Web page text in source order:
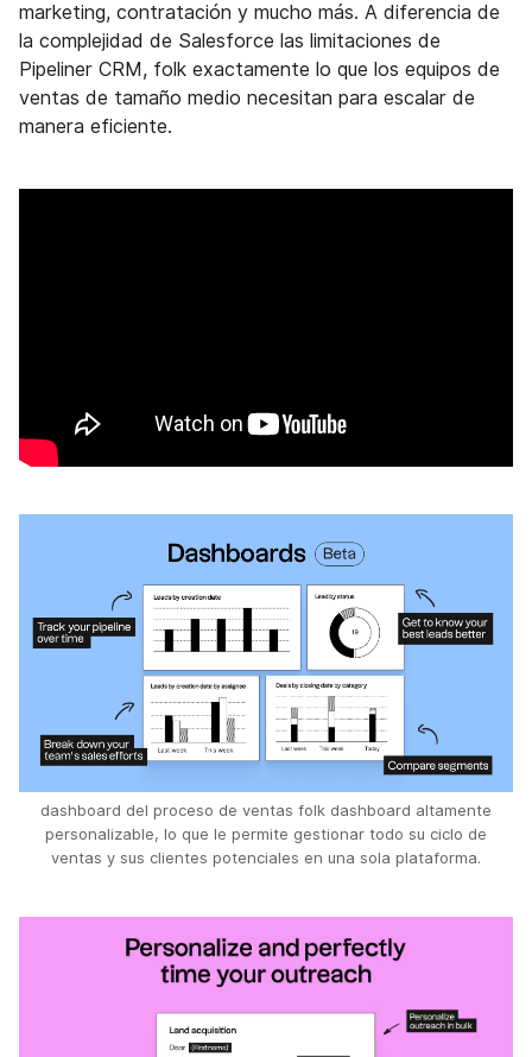
marketing, contratación y mucho más. A diferencia de
la complejidad de Salesforce las limitaciones de
Pipeliner CRM, folk exactamente lo que los equipos de
ventas de tamaño medio necesitan para escalar de
manera eficiente.
dashboard del proceso de ventas folk dashboard altamente
personalizable, lo que le permite gestionar todo su ciclo de
ventas y sus clientes potenciales en una sola plataforma.